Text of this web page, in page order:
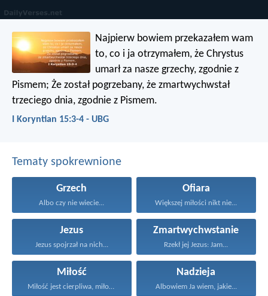
Najpierw bowiem przekazałem wam
to, co i ja otrzymałem, że Chrystus
umarł za nasze grzechy, zgodnie z
Pismem; Że został pogrzebany, że zmartwychwstał
trzeciego dnia, zgodnie z Pismem.
I Koryntian 15:3-4 - UBG
Tematy spokrewnione
Grzech
Albo czy nie wiecie...
Ofiara
Większej miłości nikt nie...
Jezus
Jezus spojrzał na nich...
Zmartwychwstanie
Rzekł jej Jezus: Jam...
Miłość
Miłość jest cierpliwa, miłość...
Nadzieja
Albowiem Ja wiem, jakie...